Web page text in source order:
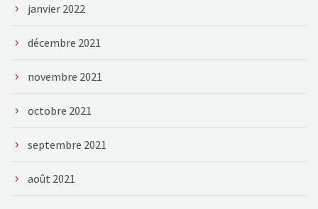
janvier 2022
décembre 2021
novembre 2021
octobre 2021
septembre 2021
août 2021